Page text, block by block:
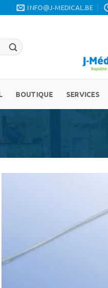
INFO@J-MEDICAL.BE
BOUTIQUE SERVICES